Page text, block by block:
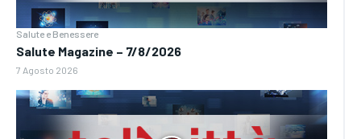
Salute e Benessere
Salute Magazine – 7/8/2026
7 Agosto 2026